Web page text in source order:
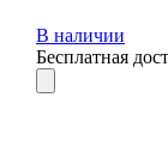
В наличии
Бесплатная